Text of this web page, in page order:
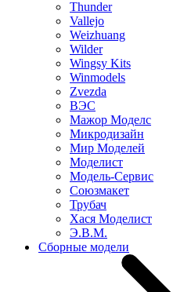
Thunder
Vallejo
Weizhuang
Wilder
Wingsy Kits
Winmodels
Zvezda
ВЭС
Мажор Моделс
Микродизайн
Мир Моделей
Моделист
Модель-Сервис
Союзмакет
Трубач
Хася Моделист
Э.В.М.
Сборные модели